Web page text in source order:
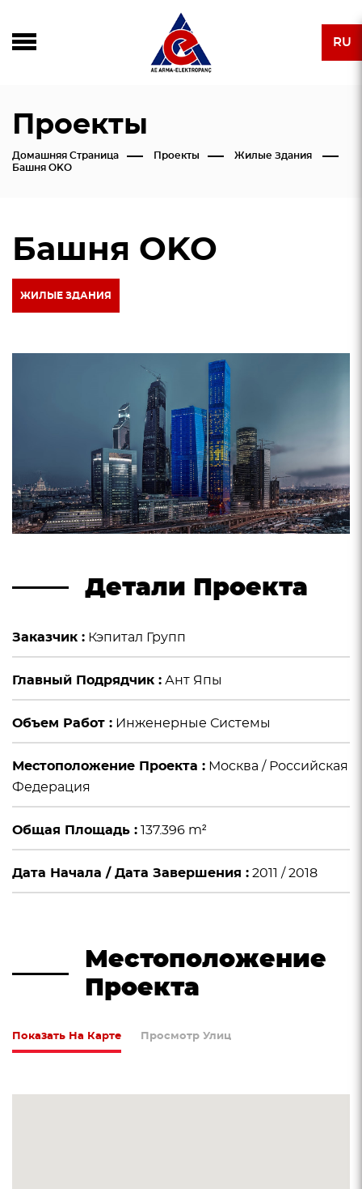
RU
Проекты
Домашняя Страница Проекты
Жилые Здания
Башня OKO
Башня OKO
ЖИЛЫЕ ЗДАНИЯ
Детали Проекта
Заказчик : Кэпитал Групп
Главный Подрядчик : Ант Япы
Объем Работ : Инженерные Системы
Местоположение Проекта : Москва / Российская
Федерация
Общая Площадь : 137.396 m²
Дата Начала / Дата Завершения : 2011 / 2018
Местоположение
Проекта
Показать На Карте Просмотр Улиц